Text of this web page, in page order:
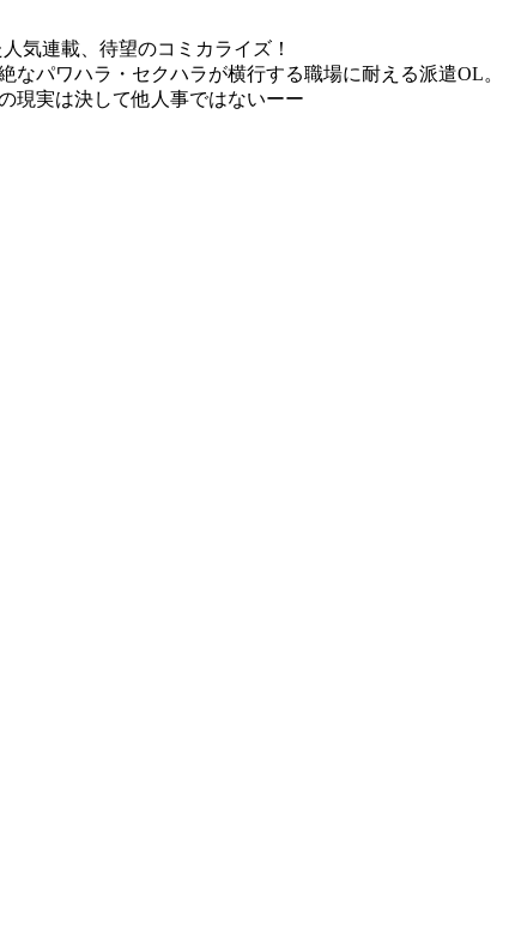
気連載、待望のコミカライズ！
パワハラ・セクハラが横行する職場に耐える派遣OL。
現実は決して他人事ではないーー